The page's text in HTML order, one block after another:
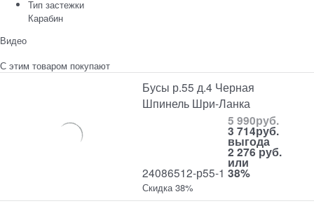
Тип застежки
Карабин
Видео
С этим товаром покупают
Бусы р.55 д.4 Черная
Шпинель Шри-Ланка
24086512-р55-1
5 990руб.
3 714руб.
выгода
2 276 руб.
или
38%
Скидка 38%